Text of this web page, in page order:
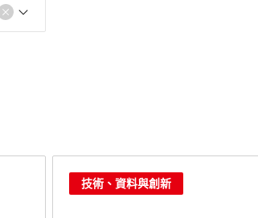
技術、資料與創新